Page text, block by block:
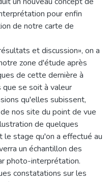
pour enfin
de notre carte de
et discussion», on a
zone d'étude après
de cette dernière à
se soit à valeur
qu'elles subissent,
nos site du point de vue
de quelques
le stage qu'on a effectué au
un échantillon des
photo-interprétation.
constatations sur les